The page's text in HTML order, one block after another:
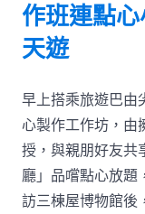
作班連點
天遊
早上搭乘旅遊巴由
心製作工作坊，由
授，與親朋好友共
廳」品嚐點心放題
訪三棟屋博物館後